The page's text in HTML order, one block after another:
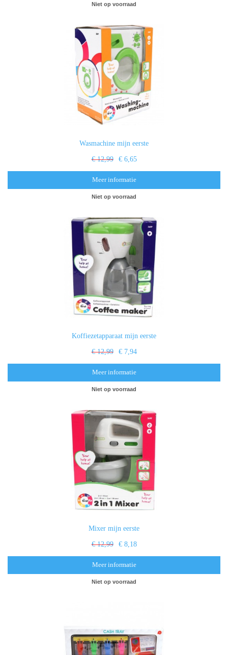
Niet op voorraad
Wasmachine mijn eerste
€ 12,99 € 6,65
Meer informatie
Niet op voorraad
Koffiezetapparaat mijn eerste
€ 12,99 € 7,94
Meer informatie
Niet op voorraad
Mixer mijn eerste
€ 12,99 € 8,18
Meer informatie
Niet op voorraad